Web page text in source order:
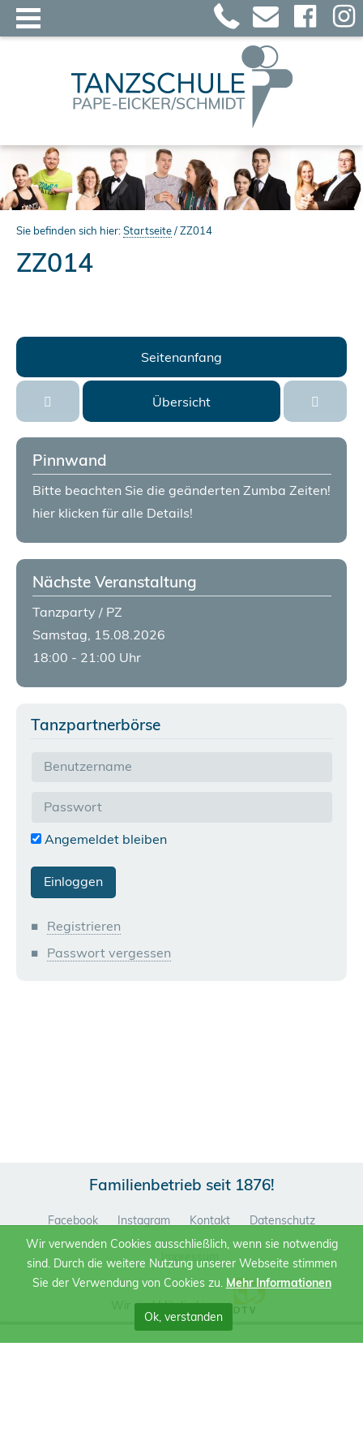
Sie befinden sich hier:Startseite/ZZ014
ZZ014
Seitenanfang
Übersicht
Pinnwand
Bitte beachten Sie die geänderten Zumba Zeiten!
hier klicken für alle Details!
Nächste Veranstaltung
Tanzparty / PZ
Samstag, 15.08.2026
18:00 - 21:00 Uhr
Tanzpartnerbörse
Angemeldet bleiben
Registrieren
Passwort vergessen
Familienbetrieb seit 1876!
Facebook Instagram Kontakt Datenschutz
Impressum
Wir sind Mitglied im
Wir verwenden Cookies ausschließlich, wenn sie notwendig
sind. Durch die weitere Nutzung unserer Webseite stimmen
Sie der Verwendung von Cookies zu. Mehr Informationen
Ok, verstanden